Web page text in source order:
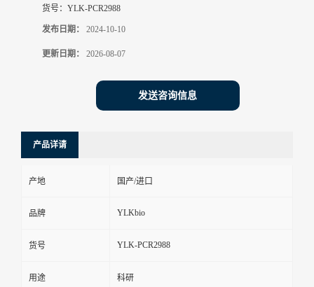
货号： YLK-PCR2988
发布日期： 2024-10-10
更新日期： 2026-08-07
发送咨询信息
产品详请
产地 国产/进口
品牌 YLKbio
货号 YLK-PCR2988
用途 科研